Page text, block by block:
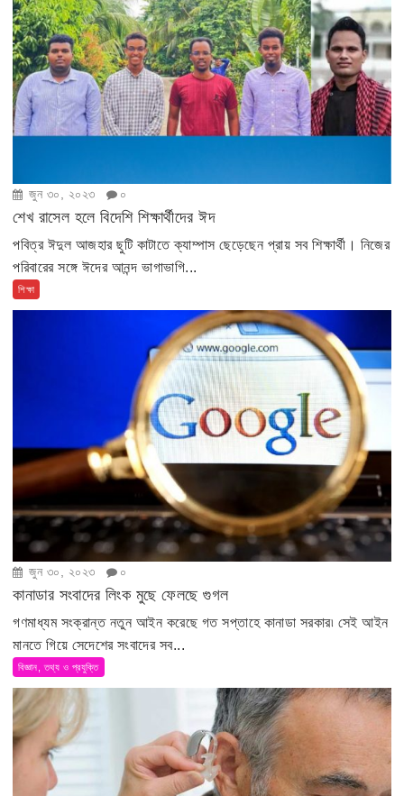
জুন ৩০, ২০২৩ ০
শেখ রাসেল হলে বিদেশি শিক্ষার্থীদের ঈদ
পবিত্র ঈদুল আজহার ছুটি কাটাতে ক্যাম্পাস ছেড়েছেন প্রায় সব শিক্ষার্থী। নিজের
পরিবারের সঙ্গে ঈদের আনন্দ ভাগাভাগি...
শিক্ষা
জুন ৩০, ২০২৩ ০
কানাডার সংবাদের লিংক মুছে ফেলছে গুগল
গণমাধ্যম সংক্রান্ত নতুন আইন করেছে গত সপ্তাহে কানাডা সরকার৷ সেই আইন
মানতে গিয়ে সেদেশের সংবাদের সব...
বিজ্ঞান, তথ্য ও প্রযুক্তি